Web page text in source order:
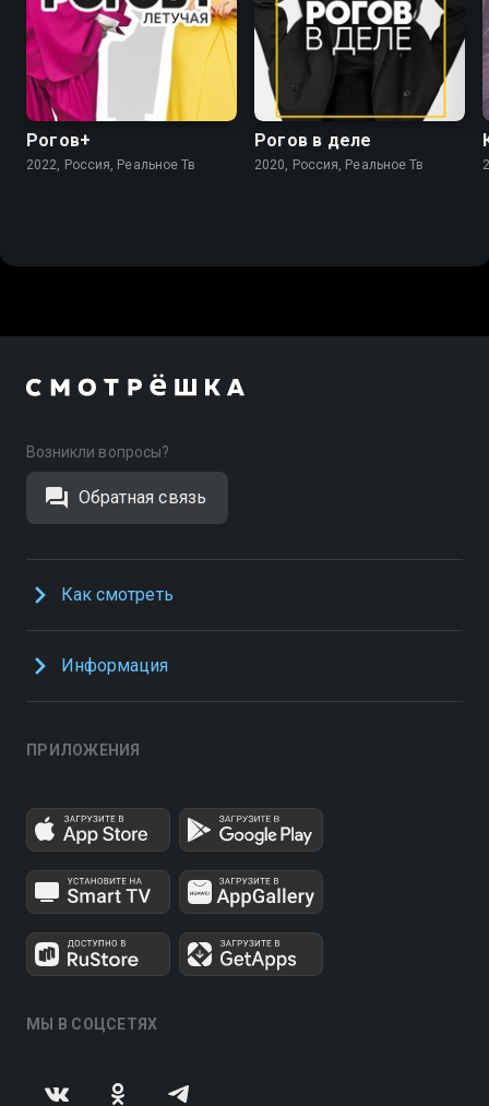
8.3
Рогов+
2022, Россия, Реальное Тв
8.3
Рогов в деле
2020, Россия, Реальное Тв
Возникли вопросы?
Обратная связь
Как смотреть
Информация
ПРИЛОЖЕНИЯ
МЫ В СОЦСЕТЯХ